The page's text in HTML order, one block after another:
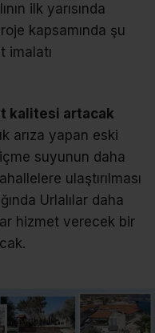
ilk yarısında
kapsamında şu
imalatı
kalitesi artacak
arıza yapan eski
suyunun daha
ulaştırılması
Urlalılar daha
hizmet verecek bir